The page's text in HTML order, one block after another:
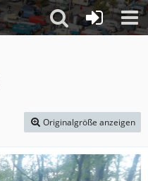
Originalgröße anzeigen